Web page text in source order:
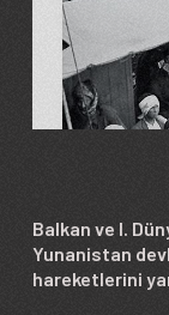
Balkan ve I.
Yunanistan
hareketlerini